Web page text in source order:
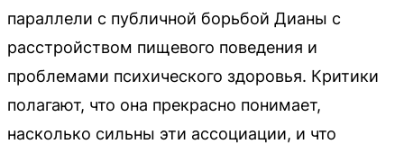
параллели с публичной борьбой Дианы с
расстройством пищевого поведения и
проблемами психического здоровья. Критики
полагают, что она прекрасно понимает,
насколько сильны эти ассоциации, и что